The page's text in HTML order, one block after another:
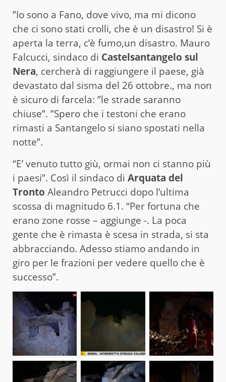
”Io sono a Fano, dove vivo, ma mi dicono
che ci sono stati crolli, che è un disastro! Si è
aperta la terra, c’è fumo,un disastro. Mauro
Falcucci, sindaco di Castelsantangelo sul
Nera, cercherà di raggiungere il paese, già
devastato dal sisma del 26 ottobre., ma non
è sicuro di farcela: ”le strade saranno
chiuse”. ”Spero che i testoni che erano
rimasti a Santangelo si siano spostati nella
notte”.
“E’ venuto tutto giù, ormai non ci stanno più
i paesi”. Così il sindaco di Arquata del
Tronto Aleandro Petrucci dopo l’ultima
scossa di magnitudo 6.1. “Per fortuna che
erano zone rosse – aggiunge -. La poca
gente che è rimasta è scesa in strada, si sta
abbracciando. Adesso stiamo andando in
giro per le frazioni per vedere quello che è
successo”.